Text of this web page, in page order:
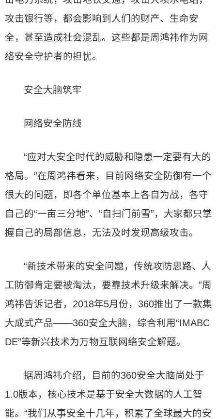
攻击银行等，都会影响到人们的财产、生命安
全，甚至造成社会混乱。这些都是周鸿祎作为网
络安全守护者的担忧。
安全大脑筑牢
网络安全防线
“应对大安全时代的威胁和隐患一定要有大的
格局。”在周鸿祎看来，目前网络安全防御有一个
很大的问题，即各个单位基本上各自为战，各守
自己的“一亩三分地”、“自扫门前雪”，大家都只掌
握自己的局部信息，无法及时发现高级攻击。
“新技术带来的安全问题，传统攻防思路、人
工防御肯定要被淘汰，要靠技术升级来解决。”周
鸿祎告诉记者，2018年5月份，360推出了一款集
大成式产品——360安全大脑，综合利用“IMABC
DE”等新兴技术为万物互联网络安全解题。
据周鸿祎介绍，目前的360安全大脑尚处于
1.0版本，核心技术是基于安全大数据的人工智
能。“我们从事安全十几年，积累了全球最大的安